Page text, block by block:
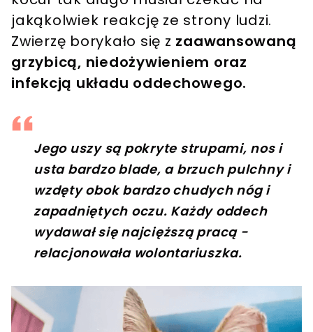
jakąkolwiek reakcję ze strony ludzi.
Zwierzę borykało się z zaawansowaną
grzybicą, niedożywieniem oraz
infekcją układu oddechowego.
Jego uszy są pokryte strupami, nos i
usta bardzo blade, a brzuch pulchny i ​​
wzdęty obok bardzo chudych nóg i
zapadniętych oczu. Każdy oddech
wydawał się najcięższą pracą -
relacjonowała wolontariuszka.